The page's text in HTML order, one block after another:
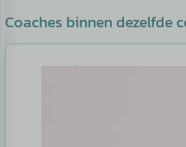
Coaches binnen dezelfde